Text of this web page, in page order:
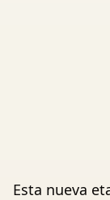
Esta nueva